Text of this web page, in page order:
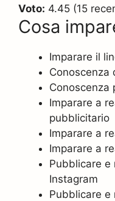
Voto: 4.45 (15
Cosa
Imparare il
Conoscenza
Conoscenza
Imparare a
pubblicitario
Imparare a
Imparare a
Pubblicare e
Instagram
Pubblicare e